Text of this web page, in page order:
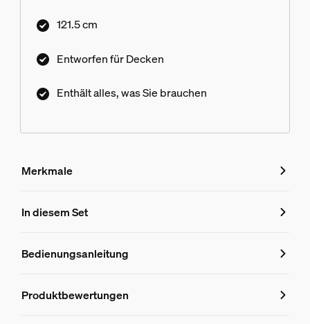
121.5 cm
Entworfen für Decken
Enthält alles, was Sie brauchen
Merkmale
Merkmale
8719514871892
Produktinformationen
In diesem Set
Bedienungsanleitung
Produktbewertungen